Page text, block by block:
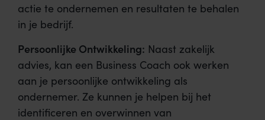
actie te ondernemen en resultaten te behalen
in je bedrijf.
Persoonlijke Ontwikkeling: Naast zakelijk
advies, kan een Business Coach ook werken
aan je persoonlijke ontwikkeling als
ondernemer. Ze kunnen je helpen bij het
identificeren en overwinnen van